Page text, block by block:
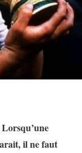
Lorsqu’une
il ne faut